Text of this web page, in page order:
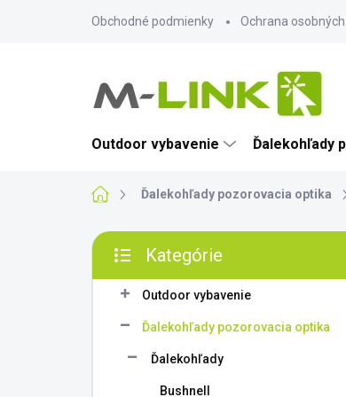
Obchodné podmienky Ochrana
Outdoor vybavenie Ďalekohľady
DomovĎalekohľady pozorovacia optika
B
č
kategórie
Kategórie
Outdoor vybavenie
Ďalekohľady pozorovacia optika
Ďalekohľady
Bushnell